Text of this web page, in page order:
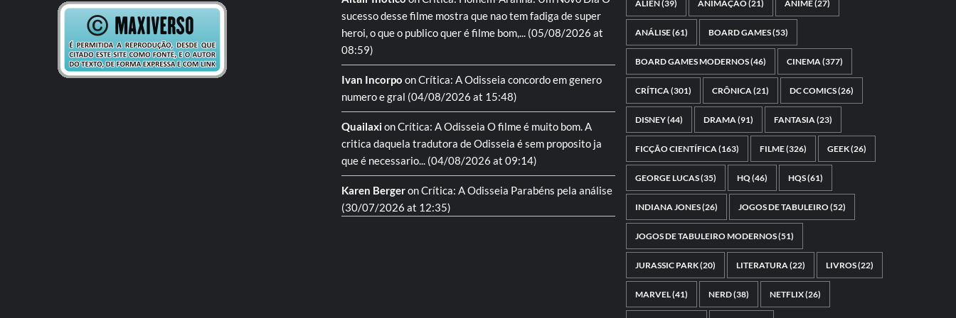
sucesso desse filme mostra que nao tem fadiga de super
heroi, o que o publico quer é filme bom,... (05/08/2026 at
08:59)
Ivan Incorpo onCrítica: A Odisseia concordo em genero
numero e gral (04/08/2026 at 15:48)
QuailaxionCrítica: A Odisseia O filme é muito bom. A
critica daquela tradutora de Odisseia é sem proposito ja
que é necessario... (04/08/2026 at 09:14)
Karen BergeronCrítica: A Odisseia Parabéns pela análise
(30/07/2026 at 12:35)
ALIEN(39) ANIMAÇÃO(21) ANIME(27)
ANÁLISE(61) BOARD GAMES(53)
BOARD GAMES MODERNOS(46) CINEMA (377)
CRÍTICA (301) CRÔNICA (21) DC COMICS(26)
DISNEY(44) DRAMA (91) FANTASIA (23)
FICÇÃO CIENTÍFICA (163) FILME(326) GEEK(26)
GEORGE LUCAS(35) HQ(46) HQS(61)
INDIANA JONES(26) JOGOS DE TABULEIRO(52)
JOGOS DE TABULEIRO MODERNOS(51)
JURASSIC PARK(20) LITERATURA (22) LIVROS(22)
MARVEL(41) NERD(38) NETFLIX(26)